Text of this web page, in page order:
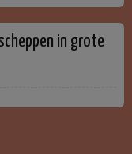
in grote